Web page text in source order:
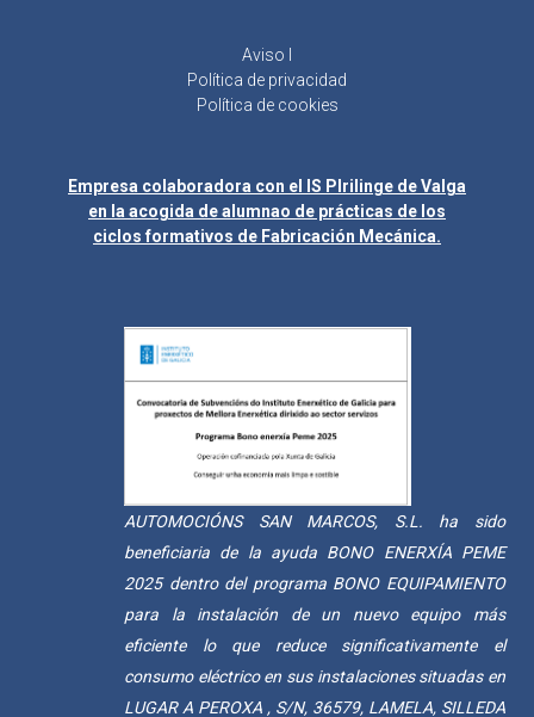
Aviso l
Política de privacidad
Política de cookies
Empresa colaboradora con el IS Plrilinge de Valga
en la acogida de alumnao de prácticas de los
ciclos formativos de Fabricación Mecánica.
AUTOMOCIÓNS SAN MARCOS, S.L. ha sido
beneficiaria de la ayuda BONO ENERXÍA PEME
2025 dentro del programa BONO EQUIPAMIENTO
para la instalación de un nuevo equipo más
eficiente lo que reduce significativamente el
consumo eléctrico en sus instalaciones situadas en
LUGAR A PEROXA , S/N, 36579, LAMELA, SILLEDA